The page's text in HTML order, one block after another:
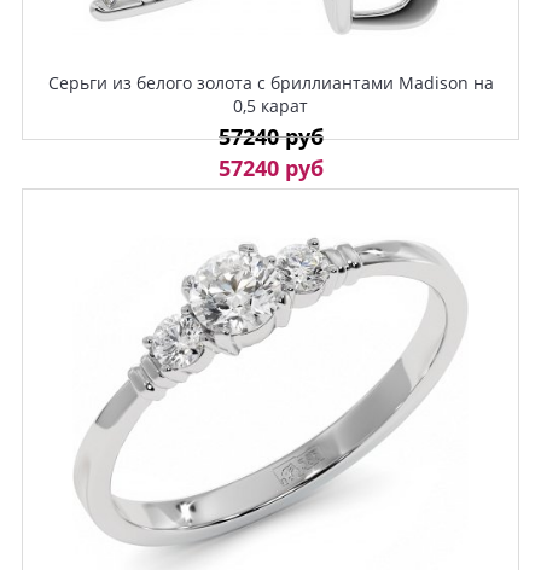
Серьги из белого золота с бриллиантами Madison на
0,5 карат
57240 руб
57240 руб